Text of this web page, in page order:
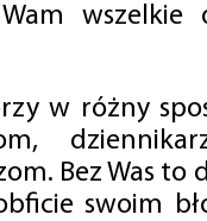
wszelkie
w różny
Bez Was to
swoim